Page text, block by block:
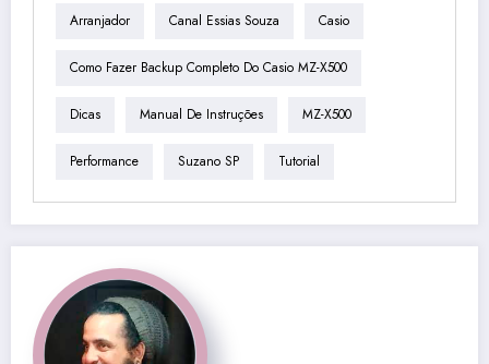
Arranjador Canal Essias Souza Casio
Como Fazer Backup Completo Do Casio MZ-X500
Dicas Manual De Instruções MZ-X500
Performance Suzano SP Tutorial